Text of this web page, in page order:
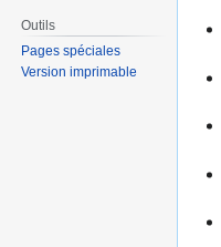
Outils
Pages spéciales
Version imprimable